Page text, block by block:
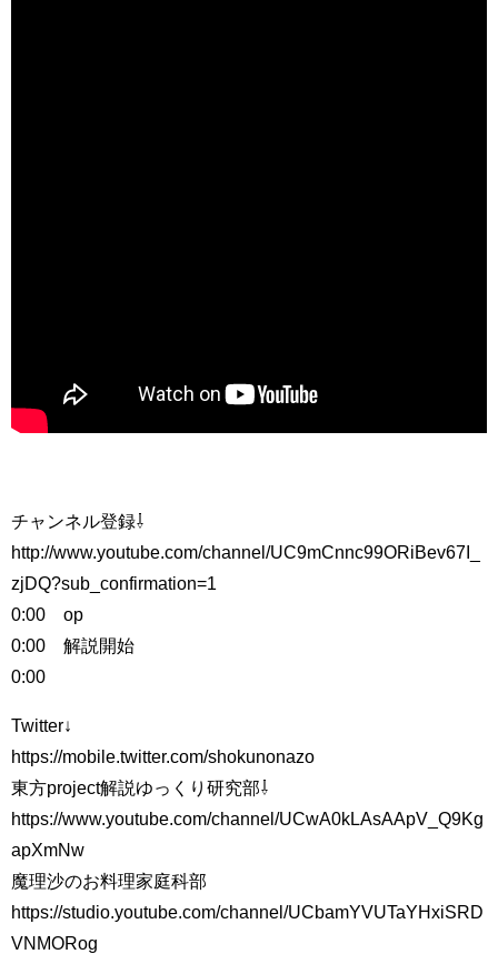
チャンネル登録⇩
http://www.youtube.com/channel/UC9mCnnc99ORiBev67I_
zjDQ?sub_confirmation=1
0:00 op
0:00 解説開始
0:00
Twitter↓
https://mobile.twitter.com/shokunonazo
東方project解説ゆっくり研究部⇩
https://www.youtube.com/channel/UCwA0kLAsAApV_Q9Kg
apXmNw
魔理沙のお料理家庭科部
https://studio.youtube.com/channel/UCbamYVUTaYHxiSRD
VNMORog